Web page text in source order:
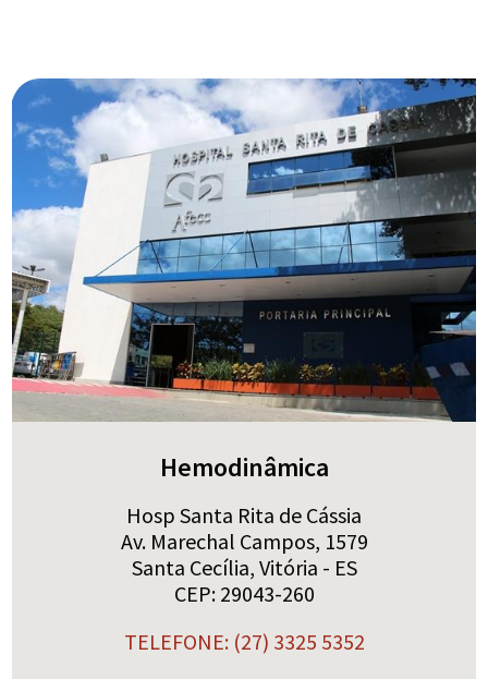
Hemodinâmica
Hosp Santa Rita de Cássia
Av. Marechal Campos, 1579
Santa Cecília, Vitória - ES
CEP: 29043-260
TELEFONE: (27) 3325 5352